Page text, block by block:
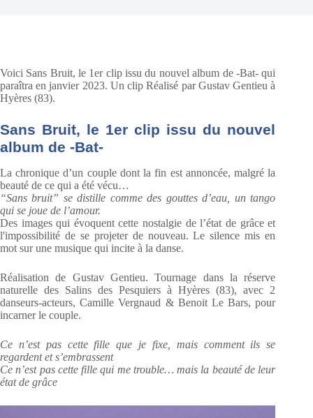
Voici Sans Bruit, le 1er clip issu du nouvel album de -Bat- qui
paraîtra en janvier 2023. Un clip Réalisé par Gustav Gentieu à
Hyères (83).
Sans Bruit, le 1er clip issu du nouvel
album de -Bat-
La chronique d’un couple dont la fin est annoncée, malgré la
beauté de ce qui a été vécu…
“Sans bruit” se distille comme des gouttes d’eau, un tango
qui se joue de l’amour.
Des images qui évoquent cette nostalgie de l’état de grâce et
l'impossibilité de se projeter de nouveau. Le silence mis en
mot sur une musique qui incite à la danse.
Réalisation de Gustav Gentieu. Tournage dans la réserve
naturelle des Salins des Pesquiers àHyères (83), avec 2
danseurs-acteurs, Camille Vergnaud & Benoit Le Bars, pour
incarner le couple.
Ce n’est pas cette fille que je fixe, mais comment ils se
regardent et s’embrassent
Ce n’est pas cette fille qui me trouble… mais la beauté de leur
état de grâce